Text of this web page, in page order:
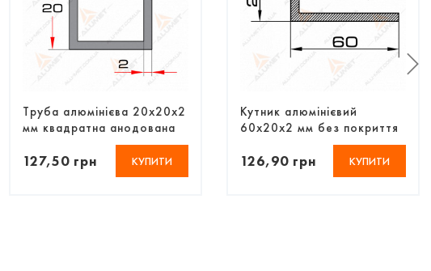
Труба алюмінієва 20х20х2
мм квадратна анодована
127,50 грн КУПИТИ
Кутник алюмінієвий
60х20х2 мм без покриття
126,90 грн КУПИТИ